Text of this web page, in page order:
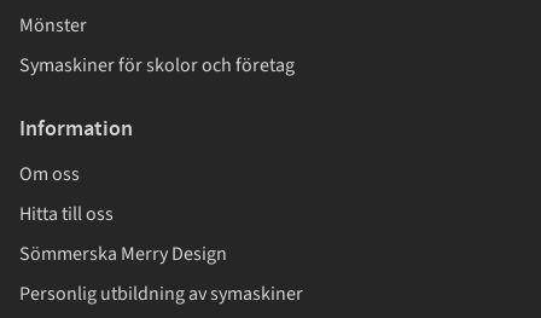
Mönster
Symaskiner för skolor och företag
Information
Om oss
Hitta till oss
Sömmerska Merry Design
Personlig utbildning av symaskiner